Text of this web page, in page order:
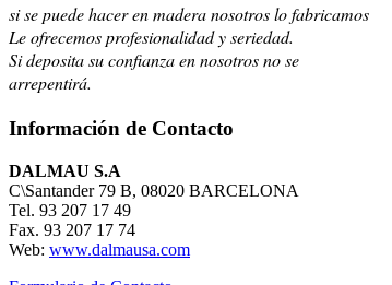
si se puede hacer en madera nosotros lo fabricamos
Le ofrecemos profesionalidad y seriedad.
Si deposita su confianza en nosotros no se
arrepentirá.
Información de Contacto
DALMAU S.A
C\Santander 79 B, 08020 BARCELONA
Tel. 93 207 17 49
Fax. 93 207 17 74
Web: www.dalmausa.com